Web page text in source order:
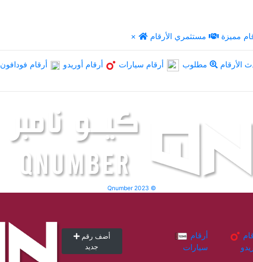
× مميزة مستثمري الأرقام
الأرقام مطلوب أرقام سيارات أرقام أوريدو أرقام فودافون
Qnumber 2023 ©
أضف رقم
جديد
سيارات